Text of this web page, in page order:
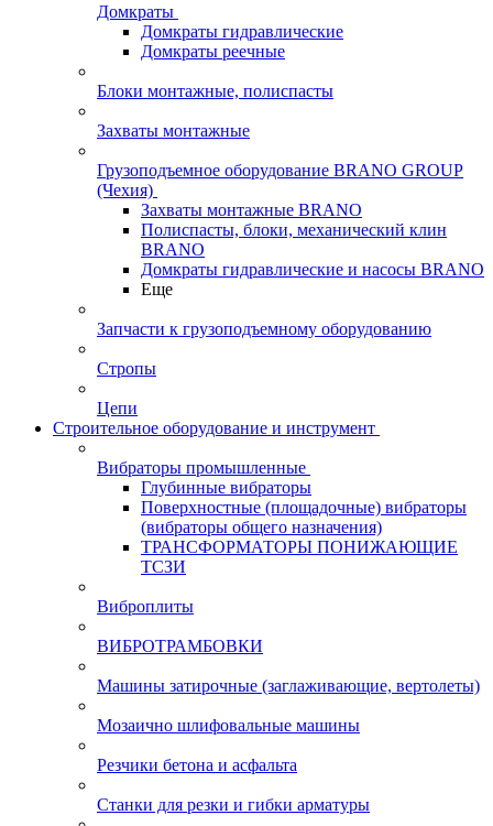
Домкраты
Домкраты гидравлические
Домкраты реечные
Блоки монтажные, полиспасты
Захваты монтажные
Грузоподъемное оборудование BRANO GROUP
(Чехия)
Захваты монтажные BRANO
Полиспасты, блоки, механический клин
BRANO
Домкраты гидравлические и насосы BRANO
Еще
Запчасти к грузоподъемному оборудованию
Стропы
Цепи
Строительное оборудование и инструмент
Вибраторы промышленные
Глубинные вибраторы
Поверхностные (площадочные) вибраторы
(вибраторы общего назначения)
ТРАНСФОРМАТОРЫ ПОНИЖАЮЩИЕ
ТСЗИ
Виброплиты
ВИБРОТРАМБОВКИ
Машины затирочные (заглаживающие, вертолеты)
Мозаично шлифовальные машины
Резчики бетона и асфальта
Станки для резки и гибки арматуры